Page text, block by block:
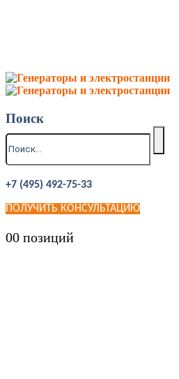
Поиск
+7 (495) 492-75-33
ПОЛУЧИТЬ КОНСУЛЬТАЦИЮ
00 позиций